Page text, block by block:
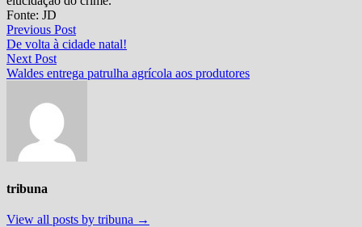
Fonte: JD
Navegação
de
Post
Previous PostPrevious
post:
De volta à cidade natal!
Next PostNext
post:
Waldes entrega patrulha agrícola aos produtores
tribuna
View all posts by tribuna →